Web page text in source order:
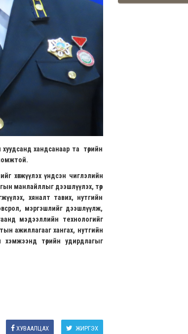
хандсанаар та төрийн
хөгжүүлэх үндсэн чиглэлийн
манлайллыг дээшлүүлэх, төр
хяналт тавих, нутгийн
мэргэшлийг дээшлүүлж,
мэдээллийн технологийг
ажиллагааг хангах, нутгийн
хэмжээнд төрийн удирдлагыг
ЖИРГЭХ
ХУВААЛЦАХ